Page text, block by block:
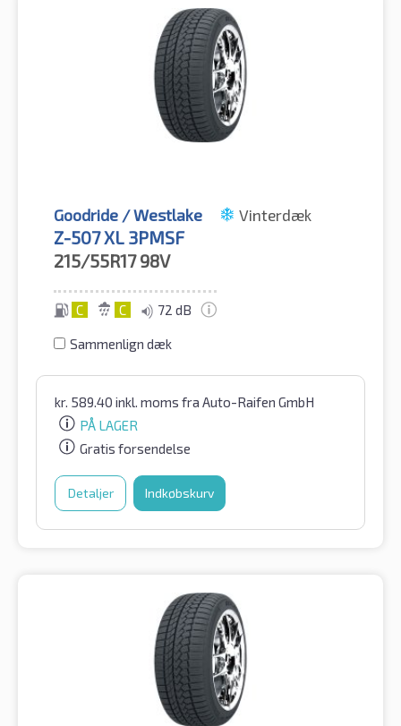
Goodride / Westlake Vinterdæk
Z-507 XL 3PMSF
215/55R17 98V
C C 72 dB
Sammenlign dæk
kr. 589.40 inkl. moms fra Auto-Raifen GmbH
PÅ LAGER
Gratis forsendelse
Detaljer Indkøbskurv